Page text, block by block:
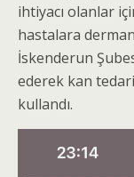
ihtiyacı olanlar
hastalara derman
İskenderun
ederek kan
kullandı.